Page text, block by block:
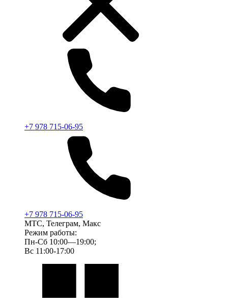
+7 978 715-06-95
+7 978 715-06-95
МТС, Телеграм, Макс
Режим работы:
Пн-Сб 10:00—19:00;
Вс 11:00-17:00